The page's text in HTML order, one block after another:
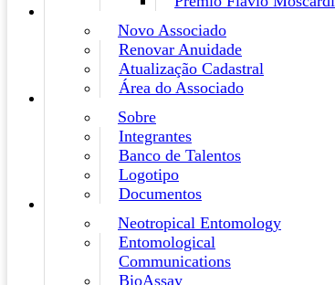
Novo Associado
Renovar Anuidade
Atualização Cadastral
Área do Associado
Sobre
Integrantes
Banco de Talentos
Logotipo
Documentos
Neotropical Entomology
Entomological
Communications
BioAssay